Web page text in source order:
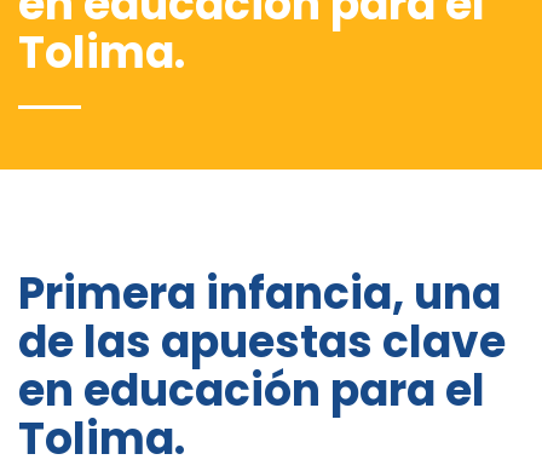
Tolima.
Primera infancia, una
de las apuestas clave
en educación para el
Tolima.